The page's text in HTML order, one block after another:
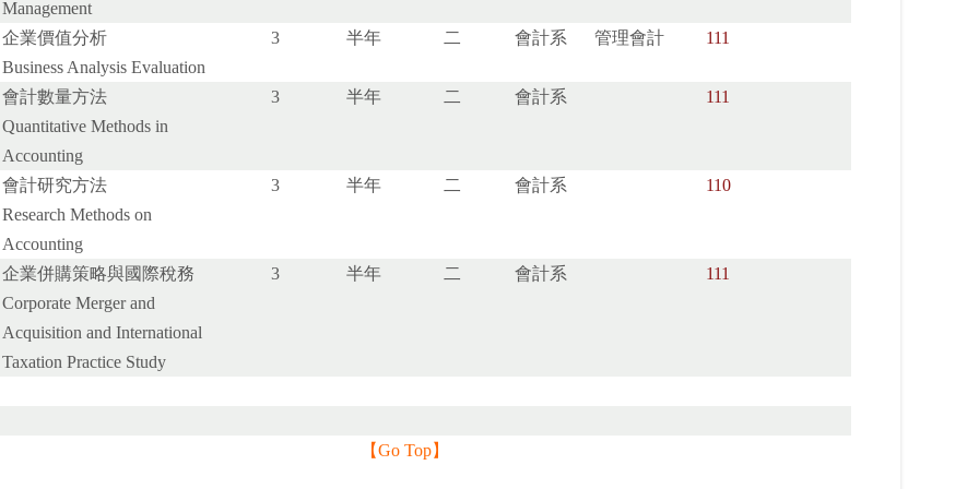
Management
企業價值分析
Business Analysis Evaluation
3 半年 二 會計系 管理會計 111
會計數量方法
Quantitative Methods in
Accounting
3 半年 二 會計系 111
會計研究方法
Research Methods on
Accounting
3 半年 二 會計系 110
企業併購策略與國際稅務
Corporate Merger and
Acquisition and International
Taxation Practice Study
3 半年 二 會計系 111
【Go Top】